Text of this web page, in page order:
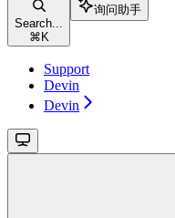
Search...
⌘ K
询问助手
Support
Devin
Devin